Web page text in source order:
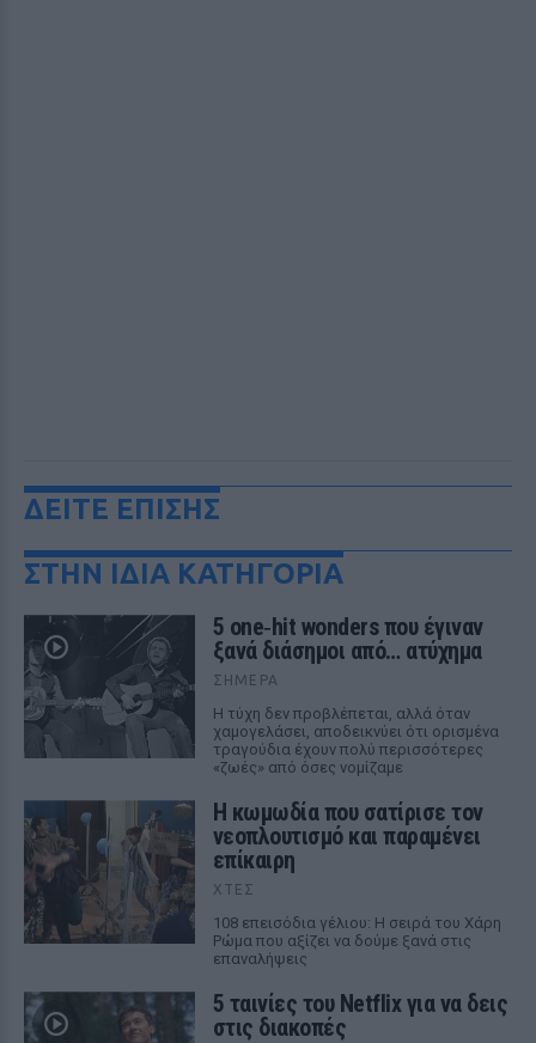
ΔΕΙΤΕ ΕΠΙΣΗΣ
ΣΤΗΝ ΙΔΙΑ ΚΑΤΗΓΟΡΙΑ
5 one‑hit wonders που έγιναν
ξανά διάσημοι από… ατύχημα
ΣΉΜΕΡΑ
Η τύχη δεν προβλέπεται, αλλά όταν
χαμογελάσει, αποδεικνύει ότι ορισμένα
τραγούδια έχουν πολύ περισσότερες
«ζωές» από όσες νομίζαμε
Η κωμωδία που σατίρισε τον
νεοπλουτισμό και παραμένει
επίκαιρη
ΧΤΕΣ
108 επεισόδια γέλιου: Η σειρά του Χάρη
Ρώμα που αξίζει να δούμε ξανά στις
επαναλήψεις
5 ταινίες του Netflix για να δεις
στις διακοπές